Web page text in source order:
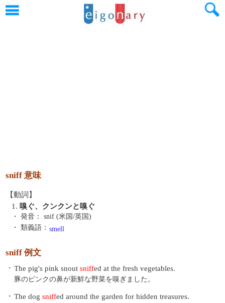
sniff 意味
【動詞】
1. 嗅ぐ、クンクンと嗅ぐ
・ 発音：
snif (米国/英国)
・ 類義語： smell
sniff 例文
・ The pig's pink snout sniffed at the fresh vegetables.
豚のピンクの鼻が新鮮な野菜を嗅ぎました。
・ The dog sniffed around the garden for hidden treasures.